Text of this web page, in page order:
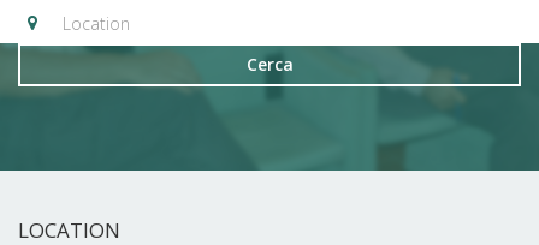
Cerca
LOCATION